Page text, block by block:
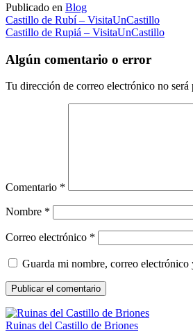
Publicado en Blog
Navegación
de
entradas
Castillo de Rubí – VisitaUnCastillo
Castillo de Rupiá – VisitaUnCastillo
Algún comentario o error
Tu dirección de correo electrónico no será
Comentario *
Nombre *
Correo electrónico *
Guarda mi nombre, correo electrónico
Ruinas del Castillo de Briones